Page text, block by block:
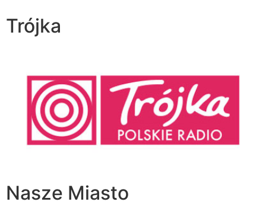
Trójka
Nasze Miasto